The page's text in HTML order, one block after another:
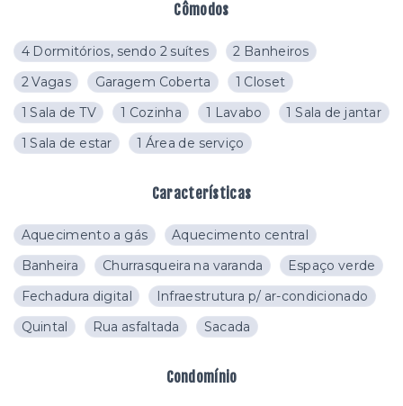
Cômodos
4 Dormitórios, sendo 2 suítes
2 Banheiros
2 Vagas
Garagem Coberta
1 Closet
1 Sala de TV
1 Cozinha 1 Lavabo
1 Sala de jantar
1 Sala de estar
1 Área de serviço
Características
Aquecimento a gás
Aquecimento central
Banheira
Churrasqueira na varanda
Espaço verde
Fechadura digital
Infraestrutura p/ ar-condicionado
Quintal
Rua asfaltada Sacada
Condomínio